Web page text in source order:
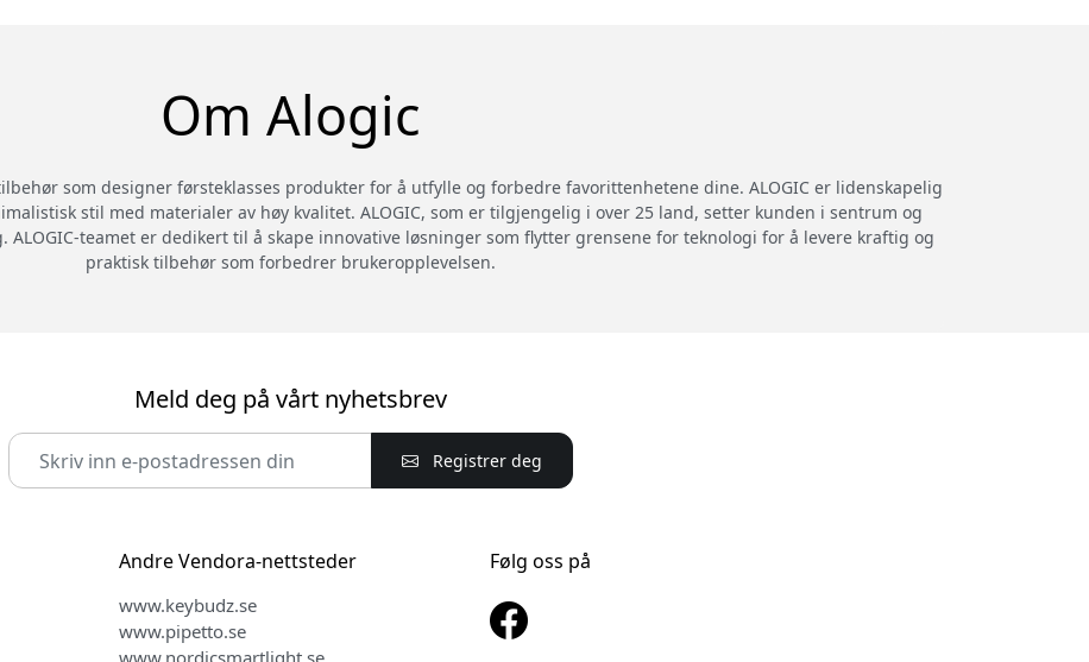
Om Alogic
som designer førsteklasses produkter for å utfylle og forbedre favorittenhetene dine. ALOGIC er lidenskapelig
stil med materialer av høy kvalitet. ALOGIC, som er tilgjengelig i over 25 land, setter kunden i sentrum og
teamet er dedikert til å skape innovative løsninger som flytter grensene for teknologi for å levere kraftig og
praktisk tilbehør som forbedrer brukeropplevelsen.
Meld deg på vårt nyhetsbrev
Registrer deg
Andre Vendora-nettsteder
www.keybudz.se
www.pipetto.se
Følg oss på